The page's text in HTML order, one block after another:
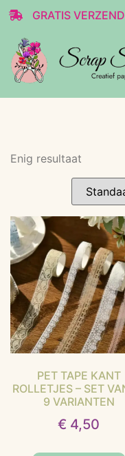
GRATIS
Enig resultaat
PET TAPE KANT
ROLLETJES – SET
9 VARIANTEN
€ 4,50